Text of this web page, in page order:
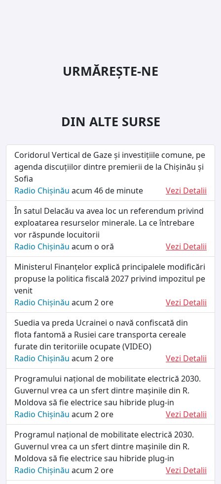
URMĂREȘTE-NE
DIN ALTE SURSE
Coridorul Vertical de Gaze și investițiile comune, pe
agenda discuțiilor dintre premierii de la Chișinău și
Sofia
Radio Chișinău acum 46 de minute
Vezi Detalii
În satul Delacău va avea loc un referendum privind
exploatarea resurselor minerale. La ce întrebare
vor răspunde locuitorii
Radio Chișinău acum o oră
Vezi Detalii
Ministerul Finanțelor explică principalele modificări
propuse la politica fiscală 2027 privind impozitul pe
venit
Radio Chișinău acum 2 ore
Vezi Detalii
Suedia va preda Ucrainei o navă confiscată din
flota fantomă a Rusiei care transporta cereale
furate din teritoriile ocupate (VIDEO)
Radio Chișinău acum 2 ore
Vezi Detalii
Programului național de mobilitate electrică 2030.
Guvernul vrea ca un sfert dintre mașinile din R.
Moldova să fie electrice sau hibride plug-in
Radio Chișinău acum 2 ore
Vezi Detalii
Programul național de mobilitate electrică 2030.
Guvernul vrea ca un sfert dintre mașinile din R.
Moldova să fie electrice sau hibride plug-in
Radio Chișinău acum 2 ore
Vezi Detalii